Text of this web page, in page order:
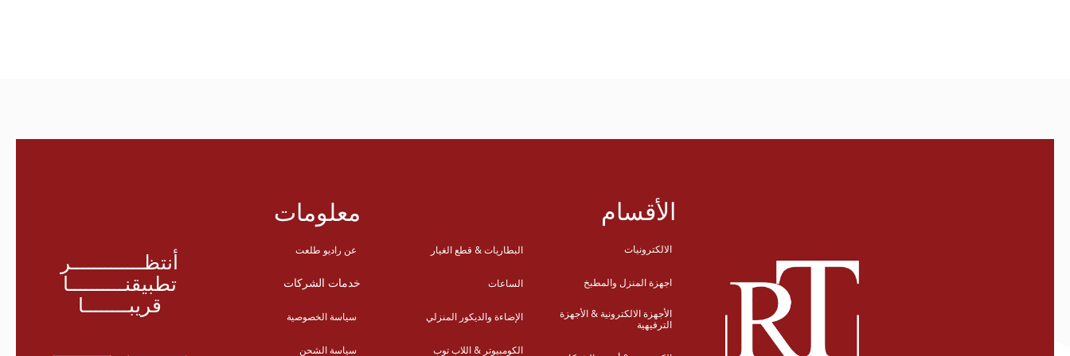
أنتظـــــــــــــر
تطبيقنــــــــــا
قريبــــــــا
معلومات
عن راديو طلعت
خدمات الشركات
سياسة الخصوصية
سياسة الشحن
البطاريات & قطع الغيار
الساعات
الإضاءة والديكور المنزلي
الكومبيوتر & اللاب توب
الأقسام
الالكترونيات
اجهزة المنزل والمطبخ
الأجهزة الالكترونية & الأجهزة
الترفيهية